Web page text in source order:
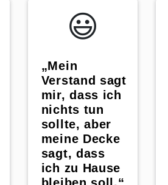
😃️
„Mein
Verstand sagt
mir, dass ich
nichts tun
sollte, aber
meine Decke
sagt, dass
ich zu Hause